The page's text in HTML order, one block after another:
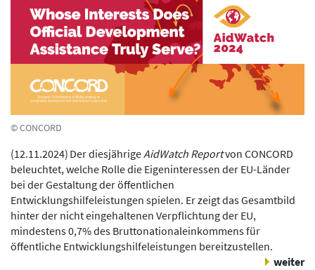
© CONCORD
(12.11.2024) Der diesjährigeAidWatch Reportvon CONCORD
beleuchtet, welche Rolle die Eigeninteressen der EU-Länder
bei der Gestaltung der öffentlichen
Entwicklungshilfeleistungen spielen. Er zeigt das Gesamtbild
hinter der nicht eingehaltenen Verpflichtung der EU,
mindestens 0,7% des Bruttonationaleinkommens für
öffentliche Entwicklungshilfeleistungen bereitzustellen.
weiter